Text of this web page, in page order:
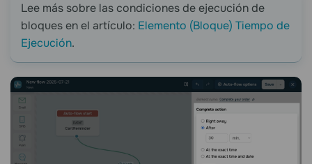
Lee más sobre las condiciones de ejecución de
bloques en el artículo: Elemento (Bloque) Tiempo de
Ejecución.